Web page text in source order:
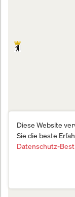
Diese Website
Sie die beste
Datenschutz-